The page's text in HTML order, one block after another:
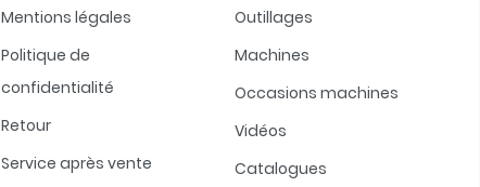
Mentions légales
Politique de
confidentialité
Retour
Service après vente
Outillages
Machines
Occasions machines
Vidéos
Catalogues